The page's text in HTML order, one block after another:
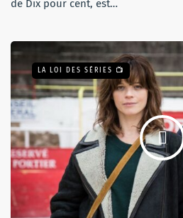
de Dix pour cent, est…
LA LOI DES SÉRIES 📺